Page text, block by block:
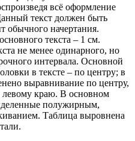
всё оформление
текст должен быть
обычного начертания.
текста – 1 см.
не менее одинарного, но
интервала. Основной
в тексте – по центру; в
выравнивание по центру,
левому краю. В основном
полужирным,
Таблица выровнена